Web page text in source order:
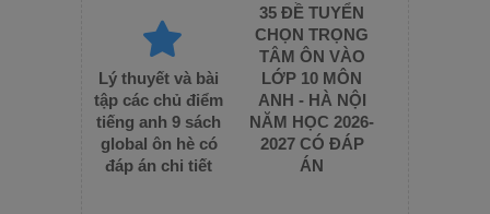
Lý thuyết và bài
tập các chủ điểm
tiếng anh 9 sách
global ôn hè có
đáp án chi tiết
35 ĐỀ TUYỂN
CHỌN TRỌNG
TÂM ÔN VÀO
LỚP 10 MÔN
ANH - HÀ NỘI
NĂM HỌC 2026-
2027 CÓ ĐÁP
ÁN